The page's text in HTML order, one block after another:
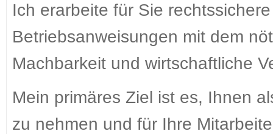
Ich erarbeite für Sie
Betriebsanweisungen mit dem
Machbarkeit und wirtschaftliche
Mein primäres Ziel ist es, Ihnen
zu nehmen und für Ihre